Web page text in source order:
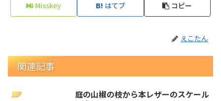
Misskey はてブ コピー
えこたん
関連記事
DIY
庭の山椒の枝から本レザーのスケール